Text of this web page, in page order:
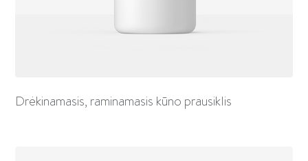
Drėkinamasis, raminamasis kūno prausiklis